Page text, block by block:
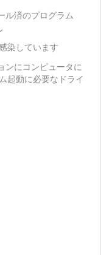
ル済のプログラム
染しています
ンにコンピュータに
起動に必要なドライ